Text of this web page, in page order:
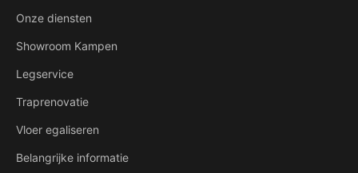
Onze diensten
Showroom Kampen
Legservice
Traprenovatie
Vloer egaliseren
Belangrijke informatie